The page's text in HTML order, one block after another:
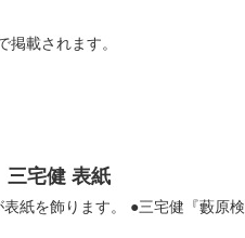
載されます。
三宅健 表紙
紙を飾ります。 ●三宅健『藪原検